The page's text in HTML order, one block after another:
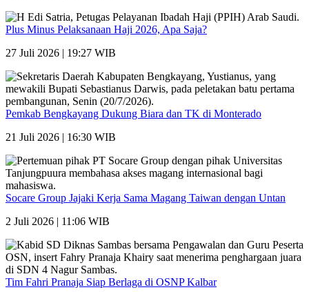
Plus Minus Pelaksanaan Haji 2026, Apa Saja?
27 Juli 2026 | 19:27 WIB
Pemkab Bengkayang Dukung Biara dan TK di Monterado
21 Juli 2026 | 16:30 WIB
Socare Group Jajaki Kerja Sama Magang Taiwan dengan Untan
2 Juli 2026 | 11:06 WIB
Tim Fahri Pranaja Siap Berlaga di OSNP Kalbar